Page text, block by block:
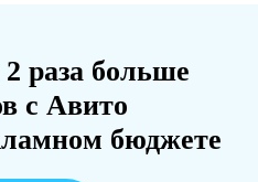
раза больше
с Авито
бюджете